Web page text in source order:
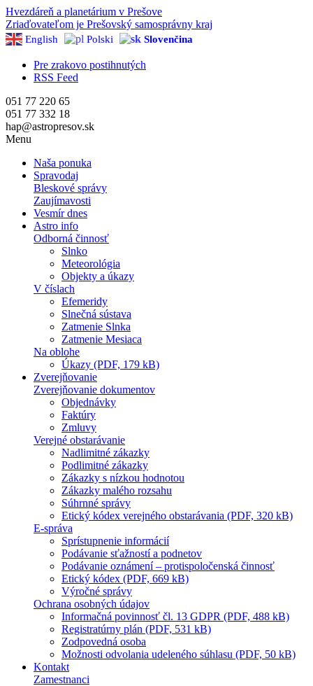
Hvezdáreň a planetárium v Prešove
Zriaďovateľom je Prešovský samosprávny kraj
English Polski Slovenčina
Pre zrakovo postihnutých
RSS Feed
051 77 220 65
051 77 332 18
hap@astropresov.sk
Menu
Naša ponuka
Spravodaj
Bleskové správy
Zaujímavosti
Vesmír dnes
Astro info
Odborná činnosť
Slnko
Meteorológia
Objekty a úkazy
V číslach
Efemeridy
Slnečná sústava
Zatmenie Slnka
Zatmenie Mesiaca
Na oblohe
Úkazy (PDF, 179 kB)
Zverejňovanie
Zverejňovanie dokumentov
Objednávky
Faktúry
Zmluvy
Verejné obstarávanie
Nadlimitné zákazky
Podlimitné zákazky
Zákazky s nízkou hodnotou
Zákazky malého rozsahu
Súhrnné správy
Etický kódex verejného obstarávania (PDF, 320 kB)
E-správa
Sprístupnenie informácií
Podávanie sťažností a podnetov
Podávanie oznámení – protispoločenská činnosť
Etický kódex (PDF, 669 kB)
Výročné správy
Ochrana osobných údajov
Informačná povinnosť čl. 13 GDPR (PDF, 488 kB)
Registratúrny plán (PDF, 531 kB)
Zodpovedná osoba
Možnosti odvolania udeleného súhlasu (PDF, 50 kB)
Kontakt
Zamestnanci